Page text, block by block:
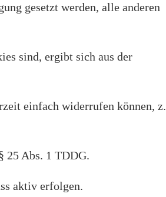
gesetzt werden, alle anderen
sind, ergibt sich aus der
einfach widerrufen können, z.
25 Abs. 1 TDDG.
aktiv erfolgen.